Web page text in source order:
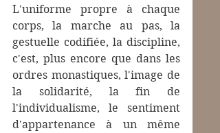
L'uniforme propre à chaque
corps, la marche au pas, la
gestuelle codifiée, la discipline,
c'est, plus encore que dans les
ordres monastiques, l'image de
la solidarité, la fin de
l'individualisme, le sentiment
d'appartenance à un même